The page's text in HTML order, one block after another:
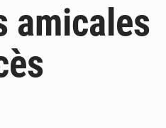
FCFA pour contenir les prix des carburants et de
sa montée à Podor, les autorités appellent à la
11 août comme président du Conseil
amicales